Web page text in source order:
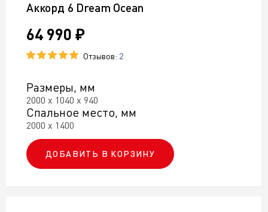
Аккорд 6 Dream Ocean
64 990 ₽
Отзывов: 2
Размеры, мм
2000 х 1040 х 940
Спальное место, мм
2000 х 1400
ДОБАВИТЬ В КОРЗИНУ